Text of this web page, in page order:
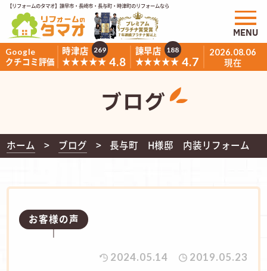
【リフォームのタマオ】諫早市・長崎市・長与町・時津町のリフォームなら
Google
クチコミ評価
時津店
★★★★★ 4.8
269
諫早店
★★★★★ 4.7
188 2026.08.06
現在
MENU
ブログ
ホーム ブログ 長与町 H様邸 内装リフォーム
お客様の声
2024.05.14 2019.05.23